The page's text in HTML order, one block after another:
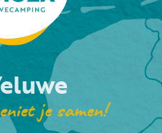
je samen!